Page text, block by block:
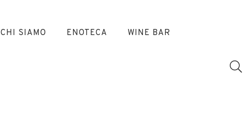
CHI SIAMO ENOTECA WINE BAR